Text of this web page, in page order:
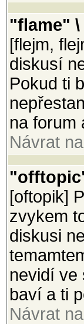
"flame"
[flejm,
diskusí
Pokud ti
na forum
Návrat
[oftopik]
zvykem
diskusi
nevidí ve
baví a ti
Návrat